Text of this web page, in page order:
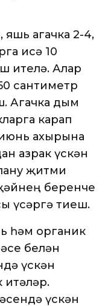
яшь агачка 2-4,
исә 10
ителә. Алар
сантиметр
Агачка дым
карап
ахырына
азрак үскән
җитми
беренче
үсәргә тиеш.
һәм органик
белән
үскән
итәләр.
үскән